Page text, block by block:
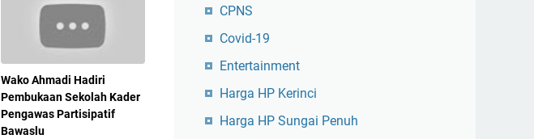
Wako Ahmadi Hadiri
Pembukaan Sekolah Kader
Pengawas Partisipatif
Bawaslu
CPNS
Covid-19
Entertainment
Harga HP Kerinci
Harga HP Sungai Penuh